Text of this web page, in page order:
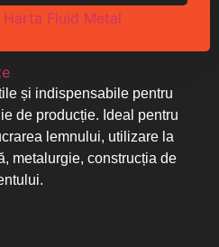
și indispensabile pentru
de producție. Ideal pentru
lemnului, utilizare la
metalurgie, construcția de